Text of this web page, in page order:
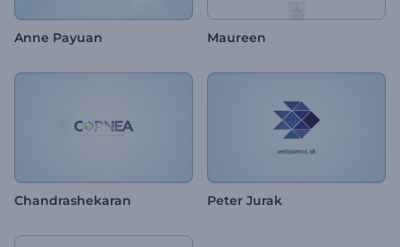
Anne Payuan Maureen
Chandrashekaran Peter Jurak